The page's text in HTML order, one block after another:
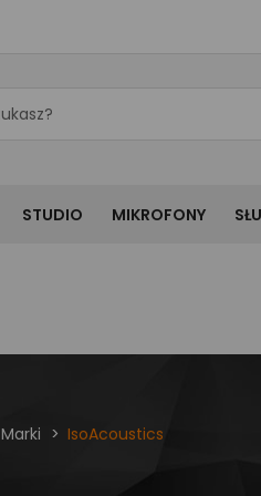
STUDIO MIKROFONY
Marki IsoAcoustics